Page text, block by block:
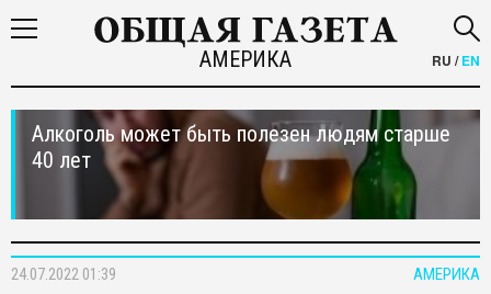
АМЕРИКА RU /EN
Алкоголь может быть полезен людям старше
40 лет
АМЕРИКА
24.07.2022 01:39